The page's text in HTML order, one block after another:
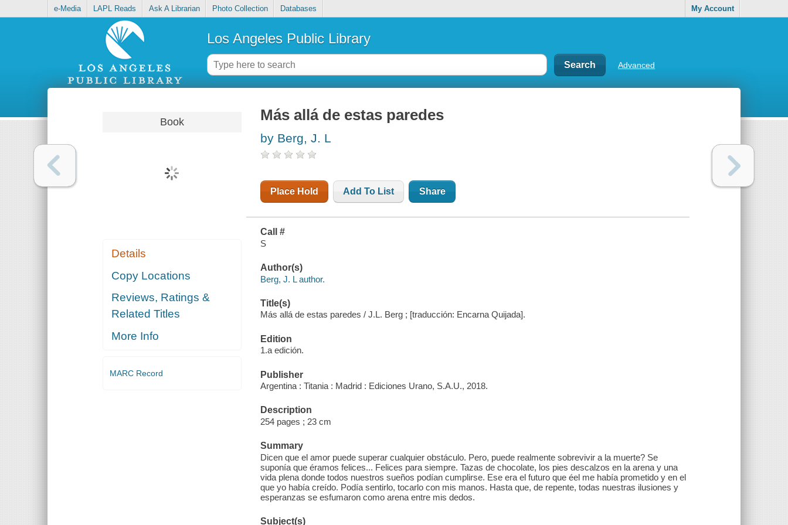
e-Media LAPL Reads Ask A Librarian Photo Collection Databases My Account
Los Angeles Public Library
Advanced
Book
Details
Copy Locations
Reviews, Ratings &
Related Titles
More Info
MARC Record
Más allá de estas paredes
by Berg, J. L
Place Hold Add To List Share
Call #
S
Author(s)
Berg, J. L author.
Title(s)
Más allá de estas paredes / J.L. Berg ; [traducción: Encarna Quijada].
Edition
1.a edición.
Publisher
Argentina : Titania : Madrid : Ediciones Urano, S.A.U., 2018.
Description
254 pages ; 23 cm
Summary
Dicen que el amor puede superar cualquier obstáculo. Pero, puede realmente sobrevivir a la muerte? Se
suponía que éramos felices... Felices para siempre. Tazas de chocolate, los pies descalzos en la arena y una
vida plena donde todos nuestros sueños podían cumplirse. Ese era el futuro que éel me había prometido y en el
que yo había creído. Podía sentirlo, tocarlo con mis manos. Hasta que, de repente, todas nuestras ilusiones y
esperanzas se esfumaron como arena entre mis dedos.
Subject(s)